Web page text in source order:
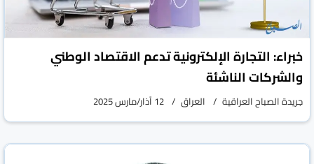
خبراء: التجارة الإلكترونية تدعم الاقتصاد الوطني
والشركات الناشئة
جريدة الصباح العراقية العراق 12 آذار/مارس 2025